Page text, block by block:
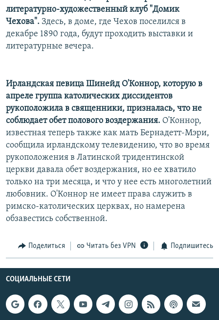
литературно-художественный клуб "Домик
Чехова". Здесь, в доме, где Чехов поселился в
декабре 1890 года, будут проходить выставки и
литературные вечера.
Ирландская певица Шинейд О'Коннор, которую в
апреле группа католических диссидентов
рукоположила в священники, призналась, что не
соблюдает обет полового воздержания. О'Коннор,
известная теперь также как мать Бернадетт-Мэри,
сообщила ирландскому телевидению, что во время
рукоположения в Латинской тридентинской
церкви давала обет воздержания, но ее хватило
только на три месяца, и что у нее есть многолетний
любовник. О'Коннор не имеет права служить в
римско-католических церквах, но намерена
обзавестись собственной.
Поделиться Читать без VPN Подпишитесь
СОЦИАЛЬНЫЕ СЕТИ